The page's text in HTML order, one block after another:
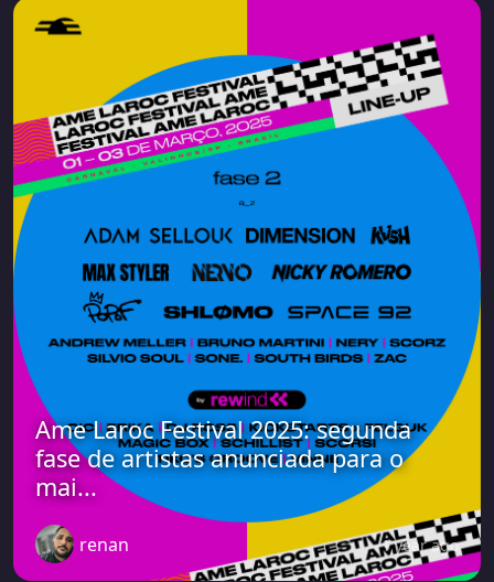
Ame Laroc Festival 2025: segunda
fase de artistas anunciada para o
mai...
renan 1 year ago